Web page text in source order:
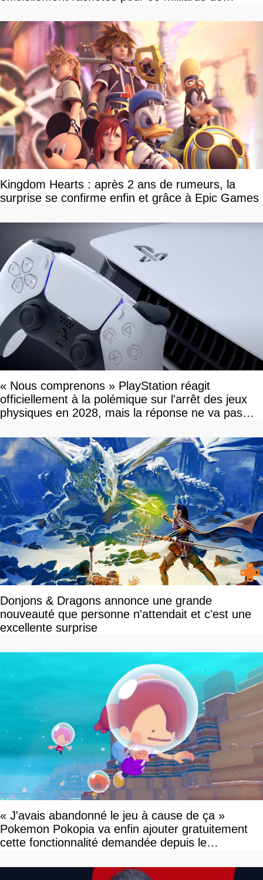
Kingdom Hearts : après 2 ans de rumeurs, la
surprise se confirme enfin et grâce à Epic Games
« Nous comprenons » PlayStation réagit
officiellement à la polémique sur l'arrêt des jeux
physiques en 2028, mais la réponse ne va pas
Donjons & Dragons annonce une grande
nouveauté que personne n'attendait et c'est une
excellente surprise
« J'avais abandonné le jeu à cause de ça »
Pokemon Pokopia va enfin ajouter gratuitement
cette fonctionnalité demandée depuis le